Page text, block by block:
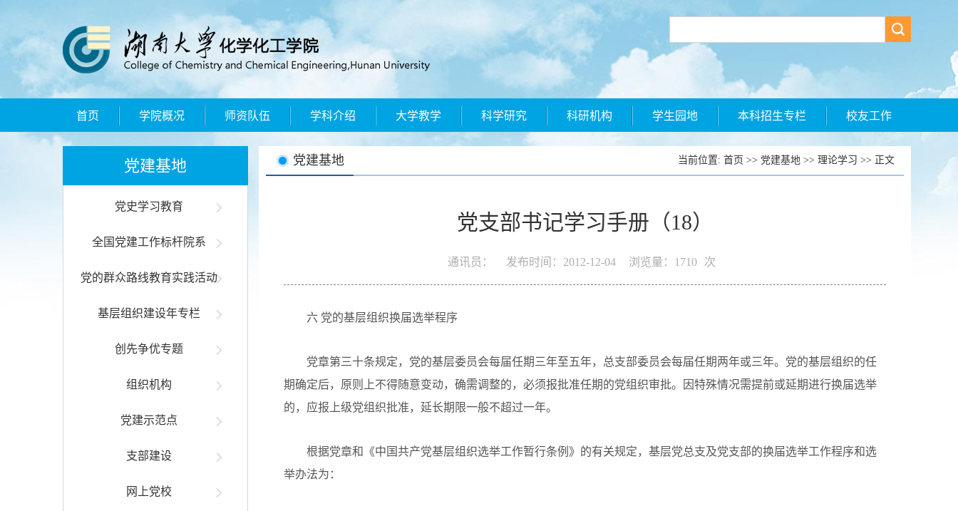
首页 学院概况 师资队伍 学科介绍 大学教学 科学研究 科研机构 学生园地 本科招生专栏 校友工作
党建基地
党史学习教育
全国党建工作标杆院系
党的群众路线教育实践活动
基层组织建设年专栏
创先争优专题
组织机构
党建示范点
支部建设
网上党校
党建基地 当前位置: 首页 >> 党建基地 >> 理论学习 >> 正文
党支部书记学习手册（18）
通讯员： 发布时间： 2012-12-04 浏览量： 1710 次
六 党的基层组织换届选举程序
党章第三十条规定，党的基层委员会每届任期三年至五年，总支部委员会每届任期两年或三年。党的基层组织的任
期确定后，原则上不得随意变动，确需调整的，必须报批准任期的党组织审批。因特殊情况需提前或延期进行换届选举
的，应报上级党组织批准，延长期限一般不超过一年。
根据党章和《中国共产党基层组织选举工作暂行条例》的有关规定，基层党总支及党支部的换届选举工作程序和选
举办法为：